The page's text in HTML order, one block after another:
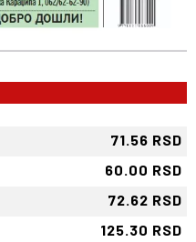
71.56 RSD
60.00 RSD
72.62 RSD
125.30 RSD